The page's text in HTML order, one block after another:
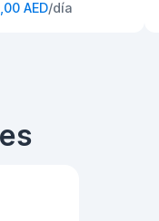
AED/día